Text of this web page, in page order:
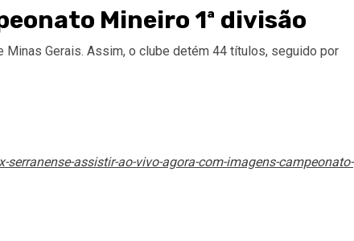
Mineiro 1ª divisão
Gerais. Assim, o clube detém 44 títulos, seguido por
assistir-ao-vivo-agora-com-imagens-campeonato-